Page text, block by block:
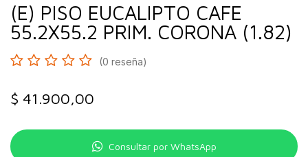
(E) PISO EUCALIPTO CAFE
55.2X55.2 PRIM. CORONA (1.82)
(0 reseña)
$ 41.900,00
Consultar por WhatsApp